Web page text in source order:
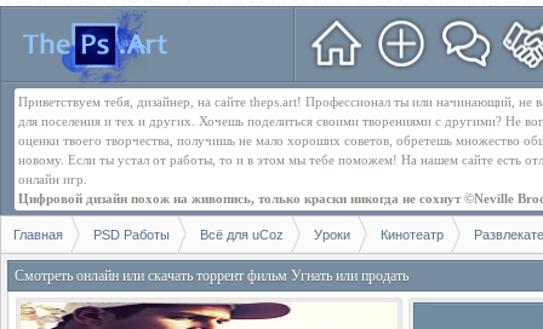
Приветствуем тебя, дизайнер, на сайте theps.art! Профессионал ты или начинающий,
для поселения и тех и других. Хочешь поделиться своими творениями с другими? Не
оценки твоего творчества, получишь не мало хороших советов, обретешь множество
новому. Если ты устал от работы, то и в этом мы тебе поможем! На нашем сайте есть
онлайн игр.
Цифровой дизайн похож на живопись, только краски никогда не сохнут ©Neville
Главная PSD Работы Всё для uCoz Уроки Кинотеатр
Смотреть онлайн или скачать торрент фильм Угнать или продать